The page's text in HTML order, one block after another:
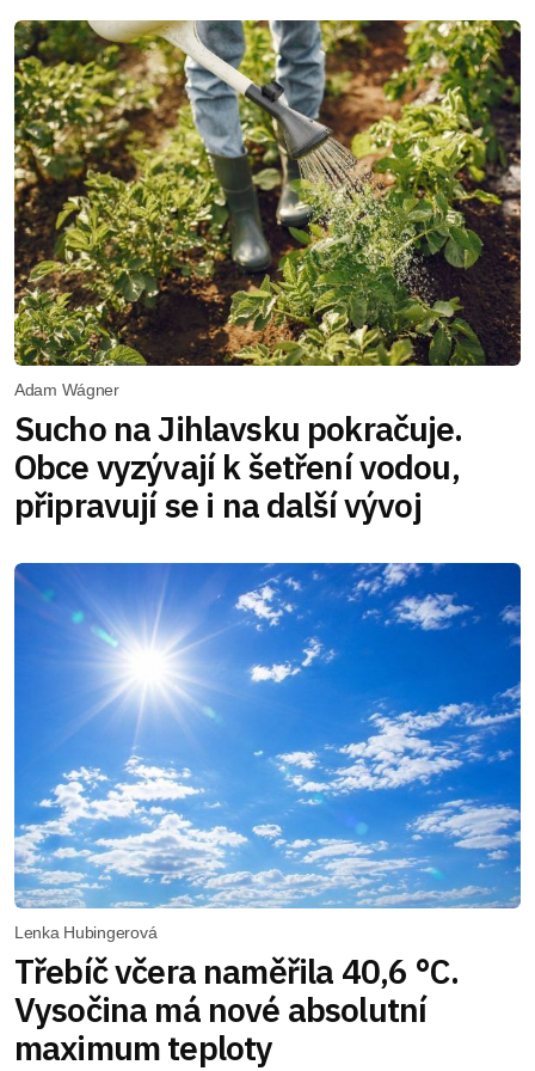
Adam Wágner
Sucho na Jihlavsku pokračuje.
Obce vyzývají k šetření vodou,
připravují se i na další vývoj
Lenka Hubingerová
Třebíč včera naměřila 40,6 °C.
Vysočina má nové absolutní
maximum teploty